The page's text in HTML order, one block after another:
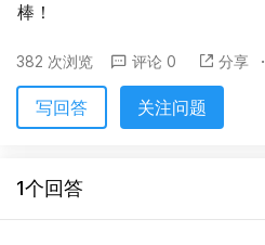
棒！
382 次浏览 评论 0 分享
写回答 关注问题
1个回答